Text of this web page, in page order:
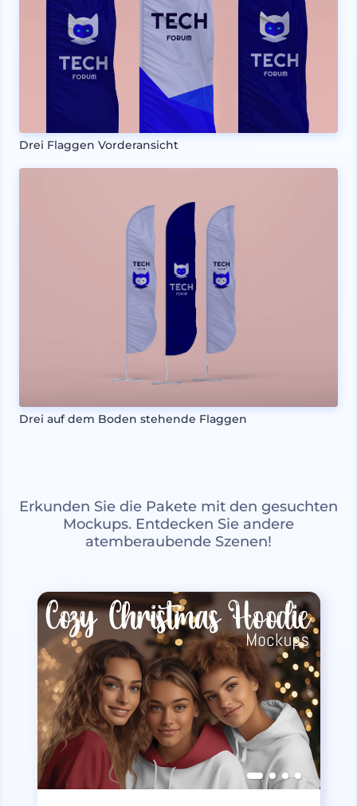
Drei Flaggen Vorderansicht
Drei auf dem Boden stehende Flaggen
Erkunden Sie die Pakete mit den gesuchten
Mockups. Entdecken Sie andere
atemberaubende Szenen!